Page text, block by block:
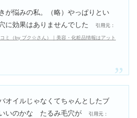
が悩みの私。（略）やっぱりとい
に効果はありませんでした
引用元：
ミ（by プク☆さん）｜美容・化粧品情報はアット
オイルじゃなくてちゃんとしたブ
いのかな たるみ毛穴が
引用元：